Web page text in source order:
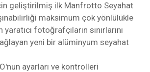
geliştirilmiş ilk Manfrotto Seyahat
maksimum çok yönlülükle
fotoğrafçıların sınırlarını
yeni bir alüminyum seyahat
ayarları ve kontrolleri